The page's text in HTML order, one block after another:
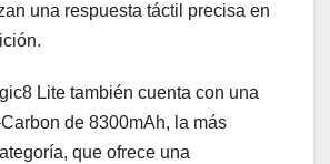
una respuesta táctil precisa en
Lite también cuenta con una
de 8300mAh, la más
que ofrece una